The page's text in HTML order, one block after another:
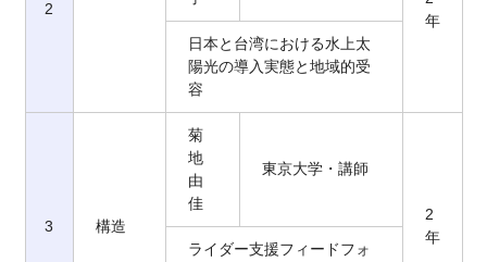
2
年
日本と台湾における水上太
陽光の導入実態と地域的受
容
3 構造
菊
地
由
佳
東京大学・講師
2
年
ライダー支援フィードフォ